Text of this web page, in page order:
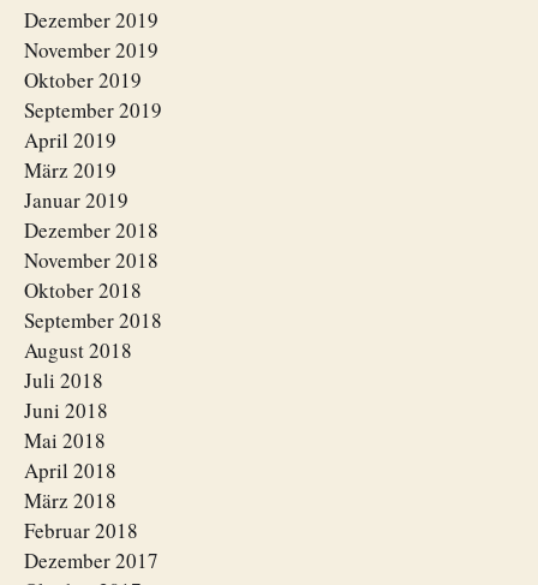
Dezember 2019
November 2019
Oktober 2019
September 2019
April 2019
März 2019
Januar 2019
Dezember 2018
November 2018
Oktober 2018
September 2018
August 2018
Juli 2018
Juni 2018
Mai 2018
April 2018
März 2018
Februar 2018
Dezember 2017